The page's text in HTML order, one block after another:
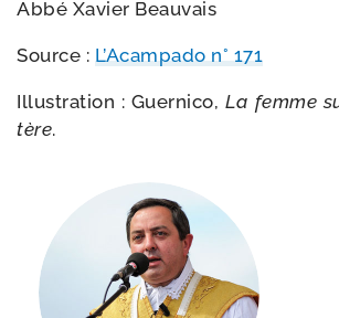
Abbé Xavier Beauvais
Source : L’Acampado n° 171
Illustration : Guernico, La femme
tère.